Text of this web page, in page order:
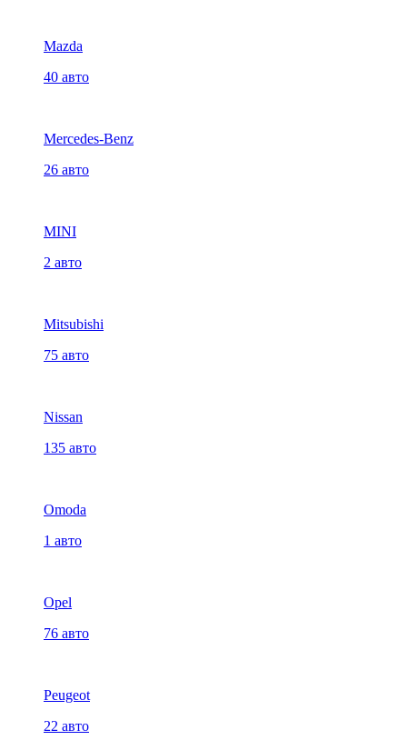
Mazda
40 авто
Mercedes-Benz
26 авто
MINI
2 авто
Mitsubishi
75 авто
Nissan
135 авто
Omoda
1 авто
Opel
76 авто
Peugeot
22 авто